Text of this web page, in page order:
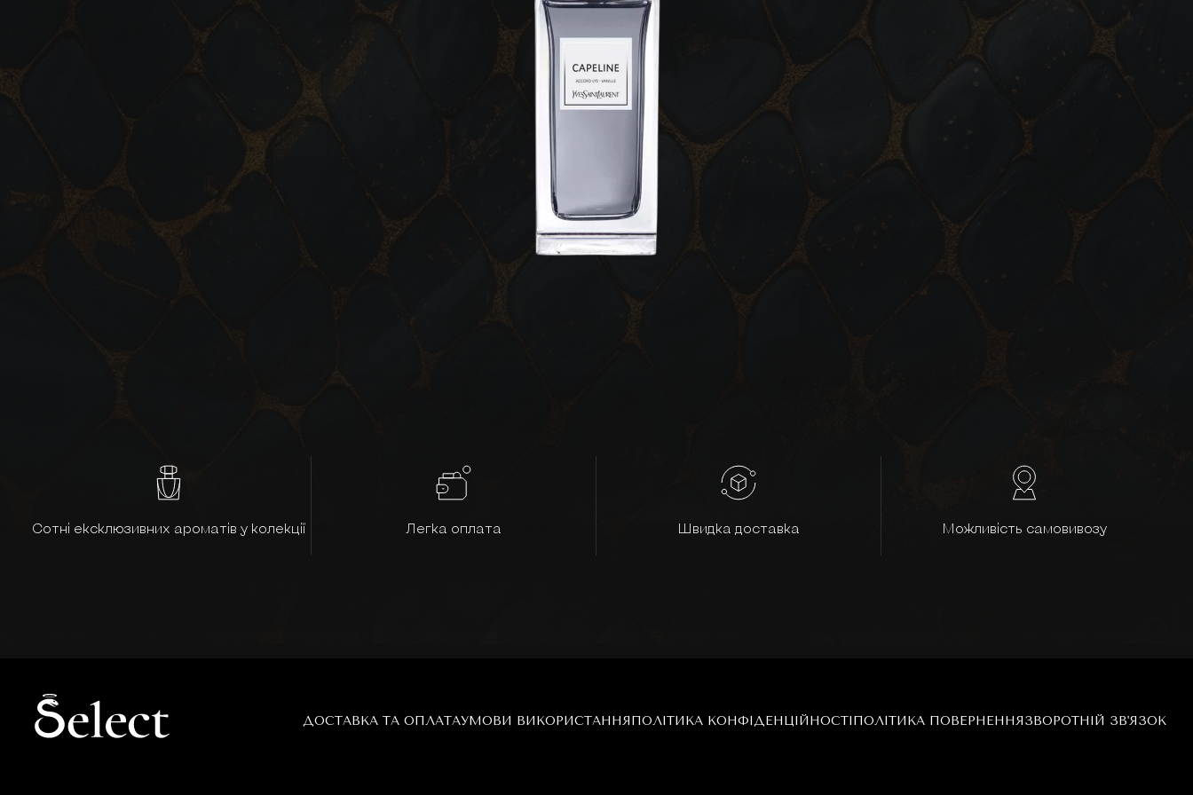
Сотні ексклюзивних ароматів у колекції Легка оплата Швидка доставка Можливість самовивозу
ДОСТАВКА ТА ОПЛАТАУМОВИ ВИКОРИСТАННЯПОЛІТИКА КОНФІДЕНЦІЙНОСТІПОЛІТИКА ПОВЕРНЕННЯЗВОРОТНІЙ ЗВ'ЯЗОК